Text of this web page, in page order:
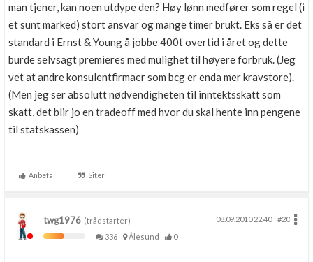
man tjener, kan noen utdype den? Høy lønn medfører som regel (i
et sunt marked) stort ansvar og mange timer brukt. Eks så er det
standard i Ernst & Young å jobbe 400t overtid i året og dette
burde selvsagt premieres med mulighet til høyere forbruk. (Jeg
vet at andre konsulentfirmaer som bcg er enda mer kravstore).
(Men jeg ser absolutt nødvendigheten til inntektsskatt som
skatt, det blir jo en tradeoff med hvor du skal hente inn pengene
til statskassen)
Anbefal Siter
twg1976 (trådstarter) 08.09.2010 22.40
#20
336
Ålesund 0